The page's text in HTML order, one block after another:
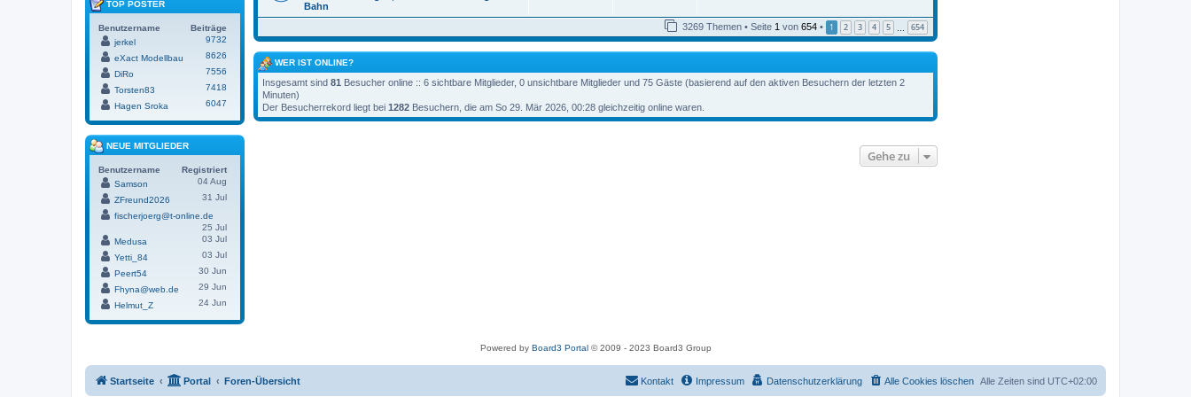
t
e
n
f
f
e
t
r
a
g
i
t
r
a
Bahn
t
w
t
g
r
f
e
r
B
e
t
r
g
t
e
r
B
i
t
g
3269 Themen • Seite 1 von 654 • 1 2 3 4 5 … 654
WER IST ONLINE?
Insgesamt sind 81 Besucher online :: 6 sichtbare Mitglieder, 0 unsichtbare Mitglieder und 75 Gäste (basierend auf den aktiven Besuchern der letzten 2
Minuten)
Der Besucherrekord liegt bei 1282 Besuchern, die am So 29. Mär 2026, 00:28 gleichzeitig online waren.
Gehe zu
TOP POSTER
Benutzername
Beiträge
jerkel
9732
eXact Modellbau
8626
DiRo
7556
Torsten83
7418
Hagen Sroka
6047
NEUE MITGLIEDER
Benutzername
Registriert
Samson
04 Aug
ZFreund2026
31 Jul
fischerjoerg@t-online.de
25 Jul
Medusa
03 Jul
Yetti_84
03 Jul
Peert54
30 Jun
Fhyna@web.de
29 Jun
Helmut_Z
24 Jun
Powered by Board3 Portal© 2009 - 2023 Board3 Group
Startseite Portal Foren-Übersicht Alle Zeiten sind UTC+02:00
Alle Cookies löschen
Datenschutzerklärung
Impressum
Kontakt